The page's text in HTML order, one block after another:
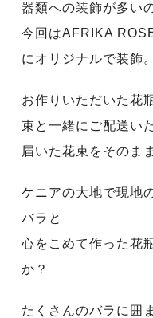
器類への装飾が多い
今回はAFRIKA
にオリジナルで装飾。
お作りいただいた花
束と一緒にご配送い
届いた花束をそのま
ケニアの大地で現地
バラと
心をこめて作った花
か？
たくさんのバラに囲